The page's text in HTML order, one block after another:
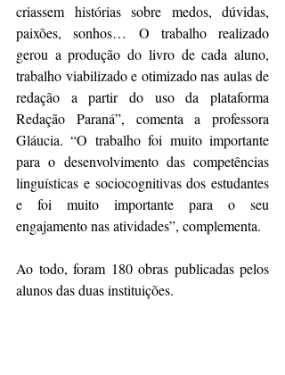
criassem histórias sobre medos, dúvidas,
paixões, sonhos… O trabalho realizado
gerou a produção do livro de cada aluno,
trabalho viabilizado e otimizado nas aulas de
redação a partir do uso da plataforma
Redação Paraná”, comenta a professora
Gláucia. “O trabalho foi muito importante
para o desenvolvimento das competências
linguísticas e sociocognitivas dos estudantes
e foi muito importante para o seu
engajamento nas atividades”, complementa.
Ao todo, foram 180 obras publicadas pelos
alunos das duas instituições.